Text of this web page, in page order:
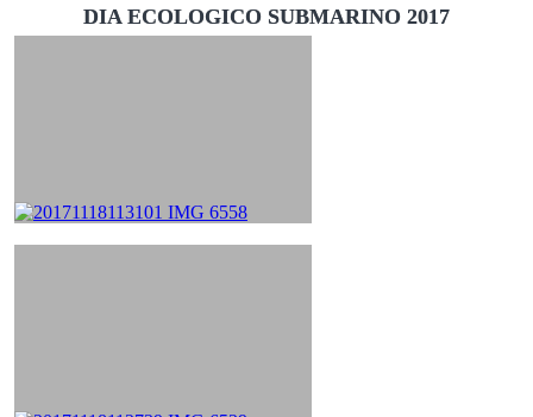
DIA ECOLOGICO SUBMARINO 2017